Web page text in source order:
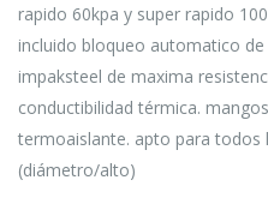
rapido 60kpa y super rapido
incluido bloqueo automatico
impaksteel de maxima
conductibilidad térmica.
termoaislante. apto para todos
(diámetro/alto)